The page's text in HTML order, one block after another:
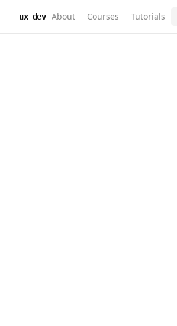
ux dev About Courses Tutorials